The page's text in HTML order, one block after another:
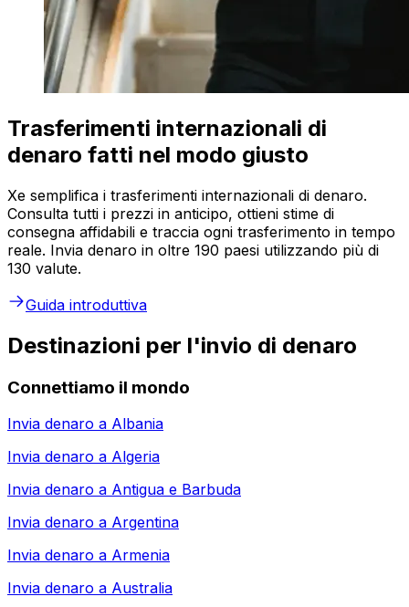
Trasferimenti internazionali di
denaro fatti nel modo giusto
Xe semplifica i trasferimenti internazionali di denaro.
Consulta tutti i prezzi in anticipo, ottieni stime di
consegna affidabili e traccia ogni trasferimento in tempo
reale. Invia denaro in oltre 190 paesi utilizzando più di
130 valute.
Guida introduttiva
Destinazioni per l'invio di denaro
Connettiamo il mondo
Invia denaro a Albania
Invia denaro a Algeria
Invia denaro a Antigua e Barbuda
Invia denaro a Argentina
Invia denaro a Armenia
Invia denaro a Australia